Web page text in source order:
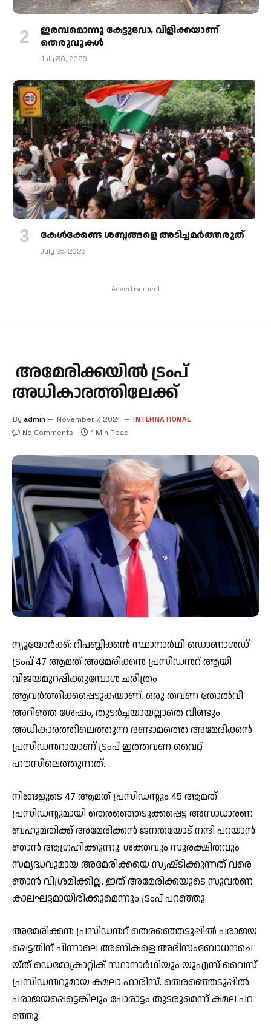
ഇരമ്പമൊന്നു കേട്ടുവോ, വിളിക്കയാണ്
തെരുവുകള്‍
July 30, 2026
കേള്‍ക്കേണ്ട ശബ്ദങ്ങളെ അടിച്ചമര്‍ത്തരുത്
July 25, 2026
Advertisement
അമേരിക്കയില്‍ ട്രംപ്
അധികാരത്തിലേക്ക്
By admin November 7, 2024
INTERNATIONAL
No Comments
1 Min Read
ന്യൂ​യോ​ര്‍​ക്ക്: റിപബ്ലിക്കൻ സ്ഥാനാർഥി ഡൊണാൾഡ്
ട്രംപ് 47 ആമത് അമേരിക്കൻ പ്രസിഡന്‍റ് ആയി
വിജയമുറപ്പിക്കുമ്പോൾ ചരിത്രം
ആവർത്തിക്കപ്പെടുകയാണ്. ഒരു തവണ തോൽവി
അറിഞ്ഞ ശേഷം, തുടർച്ചയായല്ലാതെ വീണ്ടും
അധികാരത്തിലെത്തുന്ന രണ്ടാമത്തെ അമേരിക്കൻ
പ്രസിഡന്‍റായാണ് ട്രംപ് ഇത്തവണ വൈറ്റ്
ഹൗസിലെത്തുന്നത്.
നിങ്ങളുടെ 47 ആമത് പ്രസിഡൻ്റും 45 ആമത്
പ്രസിഡൻ്റുമായി തെരഞ്ഞെടുക്കപ്പെട്ട അസാധാരണ
ബഹുമതിക്ക് അമേരിക്കൻ ജനതയോട് നന്ദി പറയാൻ
ഞാൻ ആഗ്രഹിക്കുന്നു. ശക്തവും സുരക്ഷിതവും
സമൃദ്ധവുമായ അമേരിക്കയെ സൃഷ്‌ടിക്കുന്നത് വരെ
ഞാൻ വിശ്രമിക്കില്ല. ഇത് അമേരിക്കയുടെ സുവർണ
കാലഘട്ടമായിരിക്കുമെന്നും ട്രംപ് പറഞ്ഞു.
അ​മേ​രി​ക്ക​ൻ പ്ര​സി​ഡ​ന്‍റ് തെ​ര​ഞ്ഞെ​ടു​പ്പി​ൽ പ​രാ​ജ​യ​
പ്പെ​ട്ട​തി​ന് പി​ന്നാ​ലെ അ​ണി​ക​ളെ അ​ഭി​സം​ബോ​ധ​ന​ചെ​
യ്ത് ഡെ​മോ​ക്രാ​റ്റി​ക് സ്ഥാ​നാ​ര്‍​ഥി​യും യു​എ​സ് വൈ​സ്
പ്ര​സി​ഡ​ന്‍റു​മാ​യ ക​മ​ലാ ഹാ​രി​സ്. തെ​ര​ഞ്ഞെ​ടു​പ്പി​ൽ
പ​രാ​ജ​യ​പ്പെ​ട്ടെ​ങ്കി​ലും പോ​രാ​ട്ടം തു​ട​രു​മെ​ന്ന് ക​മ​ല പ​റ​
ഞ്ഞു.